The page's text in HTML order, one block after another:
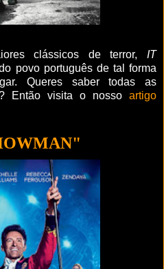
clássicos de terror, IT
povo português de tal forma
Queres saber todas as
Então visita o nosso artigo